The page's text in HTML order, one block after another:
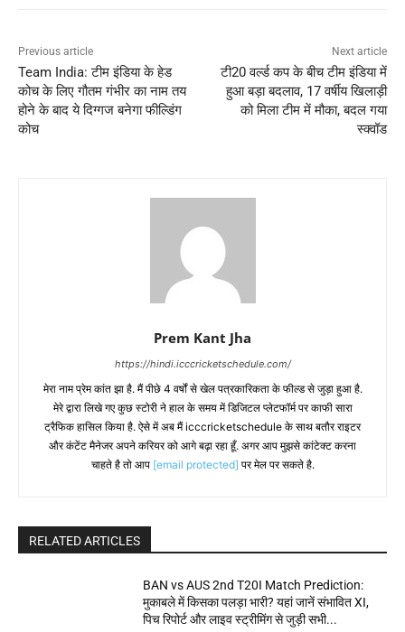
Previous article
Team India: टीम इंडिया के हेड
कोच के लिए गौतम गंभीर का नाम तय
होने के बाद ये दिग्गज बनेगा फील्डिंग
कोच
Next article
टी20 वर्ल्ड कप के बीच टीम इंडिया में
हुआ बड़ा बदलाव, 17 वर्षीय खिलाड़ी
को मिला टीम में मौका, बदल गया
स्क्वॉड
Prem Kant Jha
https://hindi.icccricketschedule.com/
मेरा नाम प्रेम कांत झा है. मैं पीछे 4 वर्षों से खेल पत्रकारिकता के फील्ड से जुड़ा हुआ है.
मेरे द्वारा लिखे गए कुछ स्टोरी ने हाल के समय में डिजिटल प्लेटफॉर्म पर काफी सारा
ट्रैफिक हासिल किया है. ऐसे में अब मैं icccricketschedule के साथ बतौर राइटर
और कंटेंट मैनेजर अपने करियर को आगे बढ़ा रहा हूँ. अगर आप मुझसे कांटेक्ट करना
चाहते है तो आप [email protected] पर मेल पर सकते है.
RELATED ARTICLES
BAN vs AUS 2nd T20I Match Prediction:
मुकाबले में किसका पलड़ा भारी? यहां जानें संभावित XI,
पिच रिपोर्ट और लाइव स्ट्रीमिंग से जुड़ी सभी...